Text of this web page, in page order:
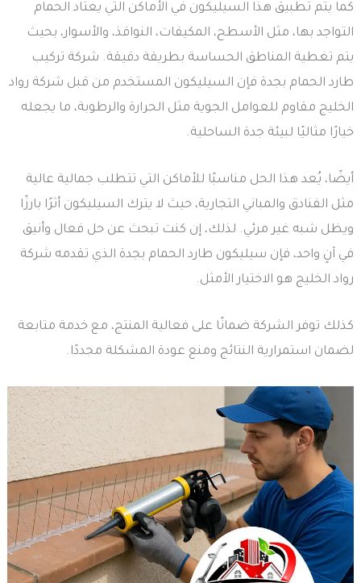
كما يتم تطبيق هذا السيليكون في الأماكن التي يعتاد الحمام
التواجد بها، مثل الأسطح، المكيفات، النوافذ، والأسوار، بحيث
يتم تغطية المناطق الحساسة بطريقة دقيقة. شركة تركيب
طارد الحمام بجدة فإن السيليكون المستخدم من قبل شركة رواد
الخليج مقاوم للعوامل الجوية مثل الحرارة والرطوبة، ما يجعله
خيارًا مثاليًا لبيئة جدة الساحلية.
أيضًا، يُعد هذا الحل مناسبًا للأماكن التي تتطلب جمالية عالية
مثل الفنادق والمباني التجارية، حيث لا يترك السيليكون أثرًا بارزًا
ويظل شبه غير مرئي. لذلك، إن كنت تبحث عن حل فعال وأنيق
في آنٍ واحد، فإن سيليكون طارد الحمام بجدة الذي تقدمه شركة
رواد الخليج هو الاختيار الأمثل.
كذلك توفر الشركة ضمانًا على فعالية المنتج، مع خدمة متابعة
لضمان استمرارية النتائج ومنع عودة المشكلة مجددًا.